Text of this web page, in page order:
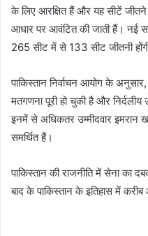
के लिए आरक्षित हैं और यह सीटें जीतने
आधार पर आवंटित की जाती हैं। नई
265 सीट में से 133 सीट जीतनी
पाकिस्तान निर्वाचन आयोग के
मतगणना पूरी हो चुकी है और निर्दलीय
इनमें से अधिकतर उम्मीदवार इमरान
समर्थित हैं।
पाकिस्तान की राजनीति में सेना का
बाद के पाकिस्तान के इतिहास में